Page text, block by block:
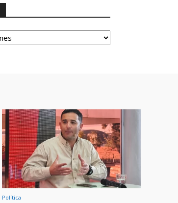
Política